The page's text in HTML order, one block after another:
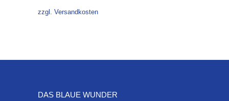
war:
ist:
zzgl. Versandkosten
DAS BLAUE WUNDER